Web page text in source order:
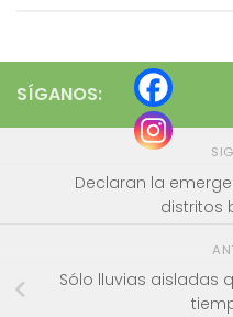
SÍGANOS:
Declaran la
distritos
Sólo lluvias aisladas